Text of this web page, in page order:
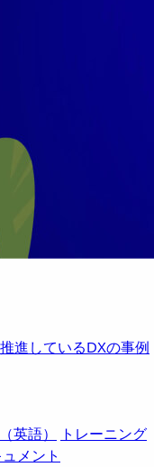
進しているDXの事例
英語）
トレーニング
ュメント